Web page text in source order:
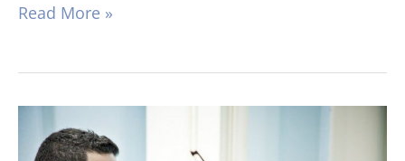
Read More »
Repertório
MPB: